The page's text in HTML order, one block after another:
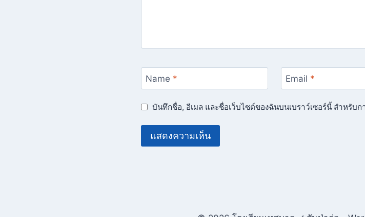
Name * Email *
บันทึกชื่อ, อีเมล และชื่อเว็บไซต์ของฉันบนเบราว์เซอร์นี้ สำหรับ